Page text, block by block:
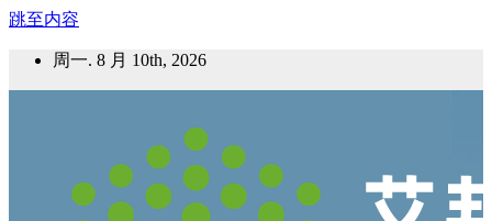
跳至内容
周一. 8 月 10th, 2026